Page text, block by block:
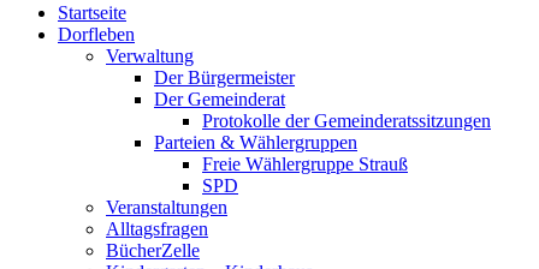
oben
scrollen
Startseite
Dorfleben
Verwaltung
Der Bürgermeister
Der Gemeinderat
Protokolle der Gemeinderatssitzungen
Parteien & Wählergruppen
Freie Wählergruppe Strauß
SPD
Veranstaltungen
Alltagsfragen
BücherZelle